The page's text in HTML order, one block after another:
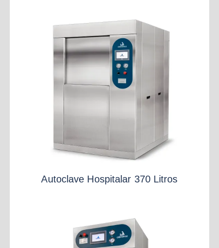
Autoclave Hospitalar 370 Litros